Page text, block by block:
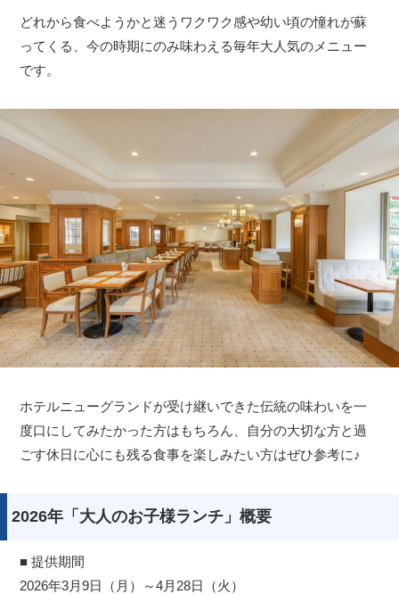
どれから食べようかと迷うワクワク感や幼い頃の憧れが蘇
ってくる、今の時期にのみ味わえる毎年大人気のメニュー
です。
ホテルニューグランドが受け継いできた伝統の味わいを一
度口にしてみたかった方はもちろん、自分の大切な方と過
ごす休日に心にも残る食事を楽しみたい方はぜひ参考に♪
2026年「大人のお子様ランチ」概要
■ 提供期間
2026年3月9日（月）～4月28日（火）